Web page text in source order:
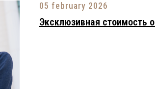
05 february 2026
Эксклюзивная стоимость